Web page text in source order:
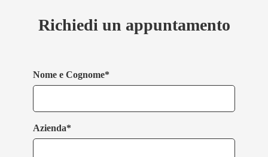
Richiedi un appuntamento
Nome e Cognome*
Azienda*